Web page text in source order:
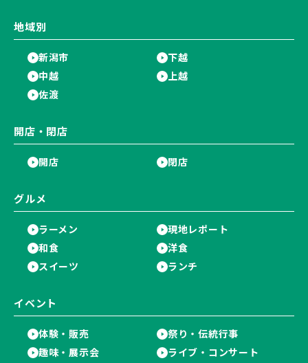
地域別
新潟市
下越
中越
上越
佐渡
開店・閉店
開店 閉店
グルメ
ラーメン
現地レポート
和食
洋食
スイーツ
ランチ
イベント
体験・販売
祭り・伝統行事
趣味・展示会
ライブ・コンサート